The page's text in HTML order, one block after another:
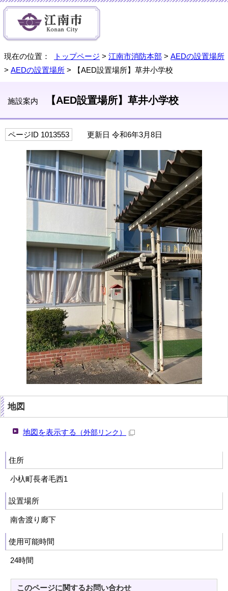
現在の位置： トップページ > 江南市消防本部 > AEDの設置場所
> AEDの設置場所 > 【AED設置場所】草井小学校
施設案内 【AED設置場所】草井小学校
ページID 1013553 更新日 令和6年3月8日
地図
地図を表示する （外部リンク）
住所
小杁町長者毛西1
設置場所
南舎渡り廊下
使用可能時間
24時間
このページに関するお問い合わせ